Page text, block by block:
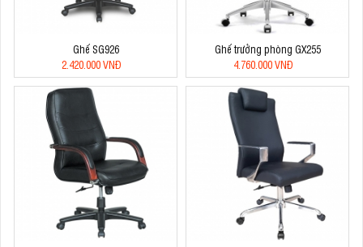
Ghế SG926
2.420.000 VNĐ
Ghế trưởng phòng GX255
4.760.000 VNĐ